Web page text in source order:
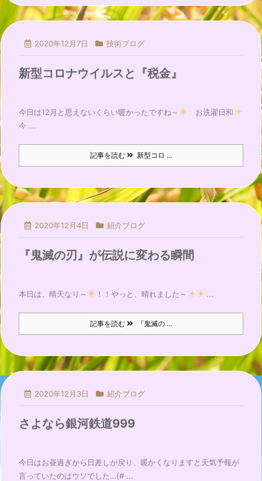
2020年12月7日 技術ブログ
新型コロナウイルスと『税金』
今日は12月と思えないくらい暖かったですね～
お洗濯日和
今 ...
記事を読む 新型コロ ...
2020年12月4日 紹介ブログ
『鬼滅の刃』が伝説に変わる瞬間
本日は、晴天なり～ ！！やっと、晴れました～ ...
記事を読む 『鬼滅の ...
2020年12月3日 紹介ブログ
さよなら銀河鉄道999
今日はお昼過ぎから日差しが戻り、暖かくなりますと天気予報が
言っていたのはウソでした…(# ...